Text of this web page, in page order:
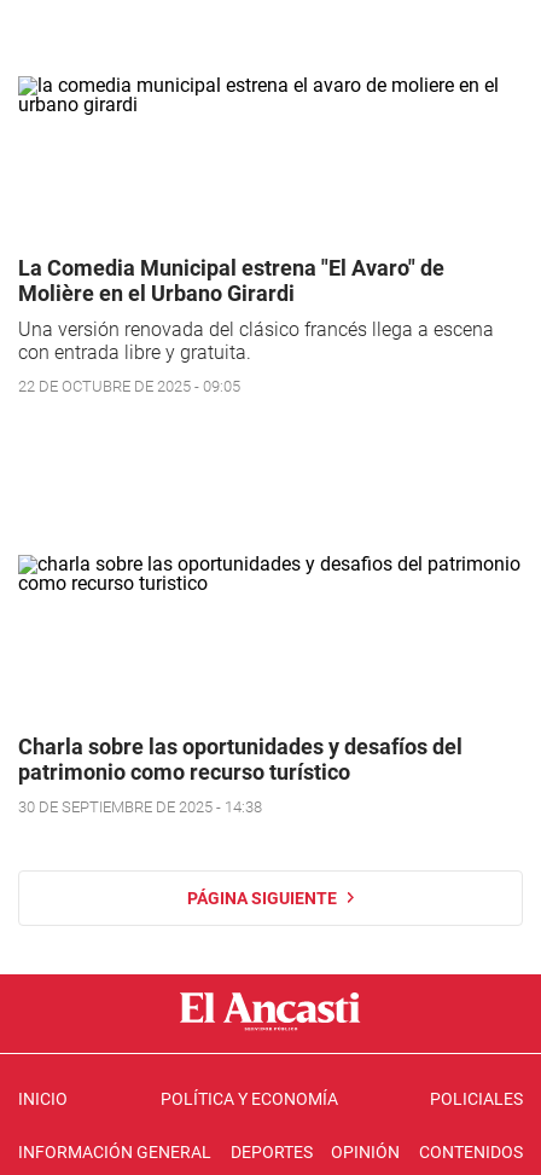
La Comedia Municipal estrena "El Avaro" de
Molière en el Urbano Girardi
Una versión renovada del clásico francés llega a escena
con entrada libre y gratuita.
22 DE OCTUBRE DE 2025 - 09:05
Charla sobre las oportunidades y desafíos del
patrimonio como recurso turístico
30 DE SEPTIEMBRE DE 2025 - 14:38
PÁGINA SIGUIENTE
INICIO POLÍTICA Y ECONOMÍA POLICIALES
INFORMACIÓN GENERAL DEPORTES OPINIÓN CONTENIDOS